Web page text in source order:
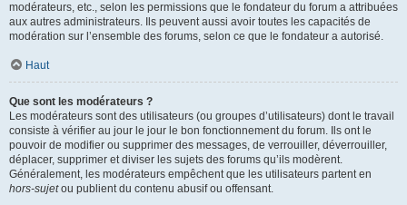
modérateurs, etc., selon les permissions que le fondateur du forum a attribuées
aux autres administrateurs. Ils peuvent aussi avoir toutes les capacités de
modération sur l’ensemble des forums, selon ce que le fondateur a autorisé.
Haut
Que sont les modérateurs ?
Les modérateurs sont des utilisateurs (ou groupes d’utilisateurs) dont le travail
consiste à vérifier au jour le jour le bon fonctionnement du forum. Ils ont le
pouvoir de modifier ou supprimer des messages, de verrouiller, déverrouiller,
déplacer, supprimer et diviser les sujets des forums qu’ils modèrent.
Généralement, les modérateurs empêchent que les utilisateurs partent en
hors-sujetou publient du contenu abusif ou offensant.